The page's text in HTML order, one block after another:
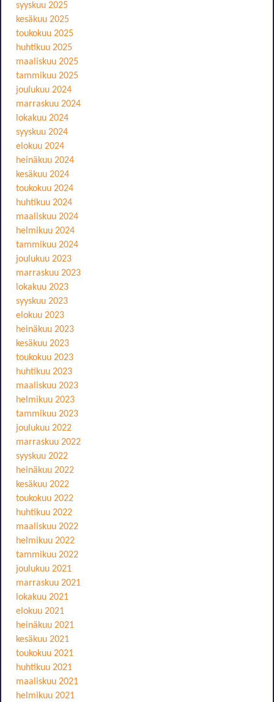
syyskuu 2025
kesäkuu 2025
toukokuu 2025
huhtikuu 2025
maaliskuu 2025
tammikuu 2025
joulukuu 2024
marraskuu 2024
lokakuu 2024
syyskuu 2024
elokuu 2024
heinäkuu 2024
kesäkuu 2024
toukokuu 2024
huhtikuu 2024
maaliskuu 2024
helmikuu 2024
tammikuu 2024
joulukuu 2023
marraskuu 2023
lokakuu 2023
syyskuu 2023
elokuu 2023
heinäkuu 2023
kesäkuu 2023
toukokuu 2023
huhtikuu 2023
maaliskuu 2023
helmikuu 2023
tammikuu 2023
joulukuu 2022
marraskuu 2022
syyskuu 2022
heinäkuu 2022
kesäkuu 2022
toukokuu 2022
huhtikuu 2022
maaliskuu 2022
helmikuu 2022
tammikuu 2022
joulukuu 2021
marraskuu 2021
lokakuu 2021
elokuu 2021
heinäkuu 2021
kesäkuu 2021
toukokuu 2021
huhtikuu 2021
maaliskuu 2021
helmikuu 2021